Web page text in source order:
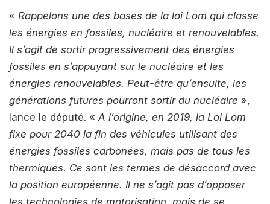
« Rappelons une des bases de la loi Lom qui classe
les énergies en fossiles, nucléaire et renouvelables.
Il s’agit de sortir progressivement des énergies
fossiles en s’appuyant sur le nucléaire et les
énergies renouvelables. Peut-être qu’ensuite, les
générations futures pourront sortir du nucléaire »,
lance le député. « A l’origine, en 2019, la Loi Lom
fixe pour 2040 la fin des véhicules utilisant des
énergies fossiles carbonées, mais pas de tous les
thermiques. Ce sont les termes de désaccord avec
la position européenne. Il ne s’agit pas d’opposer